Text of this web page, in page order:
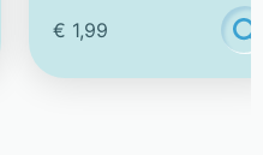
€ 1,99